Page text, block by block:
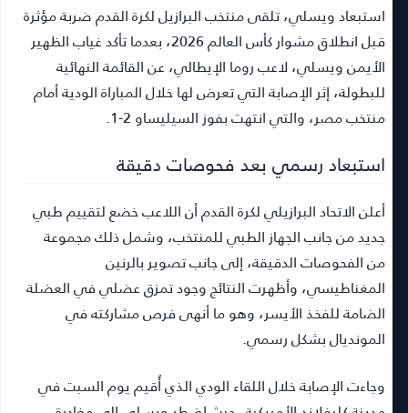
استبعاد ويسلي، تلقى منتخب البرازيل لكرة القدم ضربة مؤثرة
قبل انطلاق مشوار كأس العالم 2026، بعدما تأكد غياب الظهير
الأيمن ويسلي، لاعب روما الإيطالي، عن القائمة النهائية
للبطولة، إثر الإصابة التي تعرض لها خلال المباراة الودية أمام
منتخب مصر، والتي انتهت بفوز السيليساو 2-1.
استبعاد رسمي بعد فحوصات دقيقة
أعلن الاتحاد البرازيلي لكرة القدم أن اللاعب خضع لتقييم طبي
جديد من جانب الجهاز الطبي للمنتخب، وشمل ذلك مجموعة
من الفحوصات الدقيقة، إلى جانب تصوير بالرنين
المغناطيسي، وأظهرت النتائج وجود تمزق عضلي في العضلة
الضامة للفخذ الأيسر، وهو ما أنهى فرص مشاركته في
المونديال بشكل رسمي.
وجاءت الإصابة خلال اللقاء الودي الذي أُقيم يوم السبت في